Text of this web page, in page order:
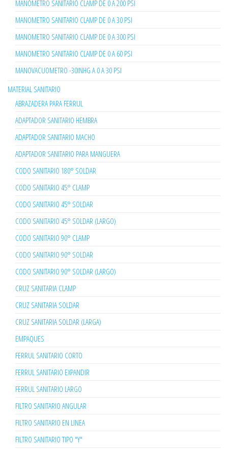
MANOMETRO SANITARIO CLAMP DE 0 A 200 PSI
MANOMETRO SANITARIO CLAMP DE 0 A 30 PSI
MANOMETRO SANITARIO CLAMP DE 0 A 300 PSI
MANOMETRO SANITARIO CLAMP DE 0 A 60 PSI
MANOVACUOMETRO -30INHG A 0 A 30 PSI
MATERIAL SANITARIO
ABRAZADERA PARA FERRUL
ADAPTADOR SANITARIO HEMBRA
ADAPTADOR SANITARIO MACHO
ADAPTADOR SANITARIO PARA MANGUERA
CODO SANITARIO 180° SOLDAR
CODO SANITARIO 45° CLAMP
CODO SANITARIO 45° SOLDAR
CODO SANITARIO 45° SOLDAR (LARGO)
CODO SANITARIO 90° CLAMP
CODO SANITARIO 90° SOLDAR
CODO SANITARIO 90° SOLDAR (LARGO)
CRUZ SANITARIA CLAMP
CRUZ SANITARIA SOLDAR
CRUZ SANITARIA SOLDAR (LARGA)
EMPAQUES
FERRUL SANITARIO CORTO
FERRUL SANITARIO EXPANDIR
FERRUL SANITARIO LARGO
FILTRO SANITARIO ANGULAR
FILTRO SANITARIO EN LINEA
FILTRO SANITARIO TIPO "Y"